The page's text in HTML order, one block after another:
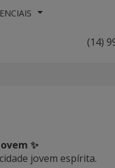
(14)
✨
jovem espírita.